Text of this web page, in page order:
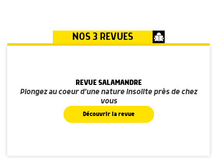
NOS 3 REVUES
REVUE SALAMANDRE
Plongez au coeur d'une nature insolite près de chez
vous
Découvrir la revue